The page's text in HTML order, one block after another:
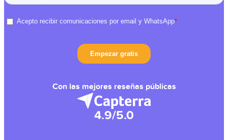
Con las mejores reseñas públicas
4.9/5.0